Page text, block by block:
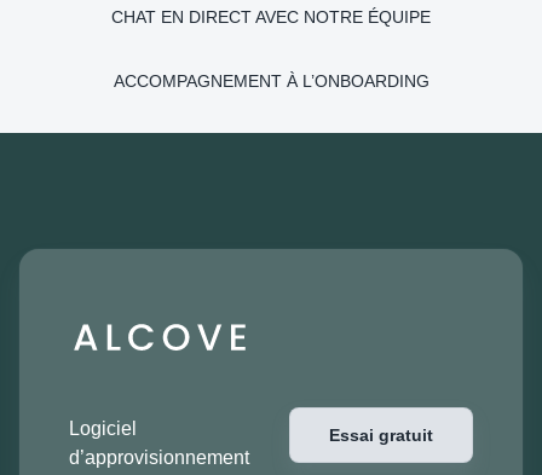
CHAT EN DIRECT AVEC NOTRE ÉQUIPE
ACCOMPAGNEMENT À L’ONBOARDING
Logiciel
d’approvisionnement
Essai gratuit